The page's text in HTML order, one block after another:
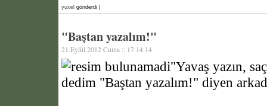
yuxel gönderdi |
"Baştan yazalım!"
21.Eylül.2012 Cuma :: 17:14:14
"Yavaş yazın,
dedim "Baştan yazalım!" diyen